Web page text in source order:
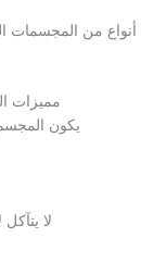
أنواع من المجسمات
مميزات
يكون
لا